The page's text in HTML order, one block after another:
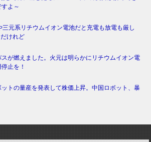
よ～
元系リチウムイオン電池だと充電も放電も厳し
けれど
が燃えました。火元は明らかにリチウムイオン電
止を！
トの量産を発表して株価上昇。中国ロボット、暴